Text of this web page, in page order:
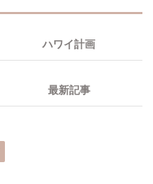
ハワイ計画
最新記事